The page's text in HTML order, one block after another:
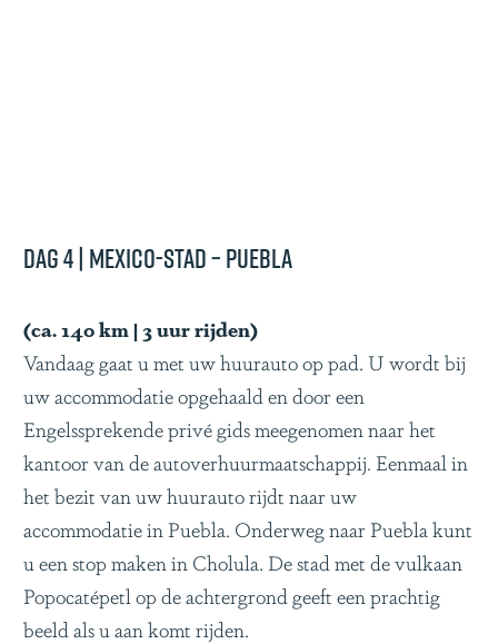
Dag 4 | Mexico-Stad – Puebla
(ca. 140 km | 3 uur rijden)
Vandaag gaat u met uw huurauto op pad. U wordt bij
uw accommodatie opgehaald en door een
Engelssprekende privé gids meegenomen naar het
kantoor van de autoverhuurmaatschappij. Eenmaal in
het bezit van uw huurauto rijdt naar uw
accommodatie in Puebla. Onderweg naar Puebla kunt
u een stop maken in Cholula. De stad met de vulkaan
Popocatépetl op de achtergrond geeft een prachtig
beeld als u aan komt rijden.